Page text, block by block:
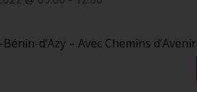
d’Azy – Avec Chemins d’Avenir